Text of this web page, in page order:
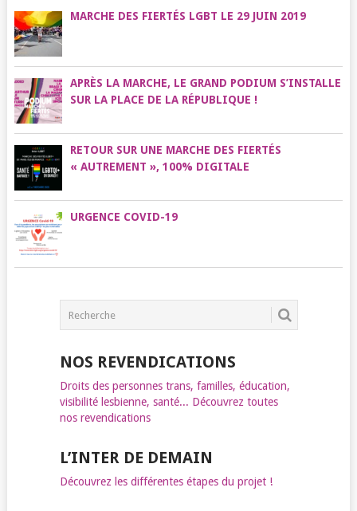
MARCHE DES FIERTÉS LGBT LE 29 JUIN 2019
APRÈS LA MARCHE, LE GRAND PODIUM S’INSTALLE
SUR LA PLACE DE LA RÉPUBLIQUE !
RETOUR SUR UNE MARCHE DES FIERTÉS
« AUTREMENT », 100% DIGITALE
URGENCE COVID-19
NOS REVENDICATIONS
Droits des personnes trans, familles, éducation,
visibilité lesbienne, santé... Découvrez toutes
nos revendications
L’INTER DE DEMAIN
Découvrez les différentes étapes du projet !